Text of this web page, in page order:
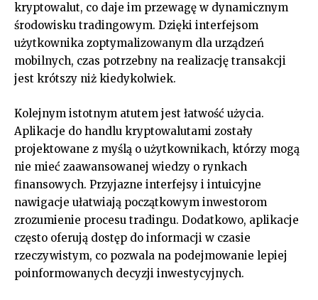
kryptowalut, co daje im przewagę w dynamicznym
środowisku tradingowym. Dzięki interfejsom
użytkownika zoptymalizowanym dla urządzeń
mobilnych, czas potrzebny na realizację transakcji
jest krótszy niż kiedykolwiek.
Kolejnym istotnym atutem jest łatwość użycia.
Aplikacje do handlu kryptowalutami zostały
projektowane z myślą o użytkownikach, którzy mogą
nie mieć zaawansowanej wiedzy o rynkach
finansowych. Przyjazne interfejsy i intuicyjne
nawigacje ułatwiają początkowym inwestorom
zrozumienie procesu tradingu. Dodatkowo, aplikacje
często oferują dostęp do informacji w czasie
rzeczywistym, co pozwala na podejmowanie lepiej
poinformowanych decyzji inwestycyjnych.